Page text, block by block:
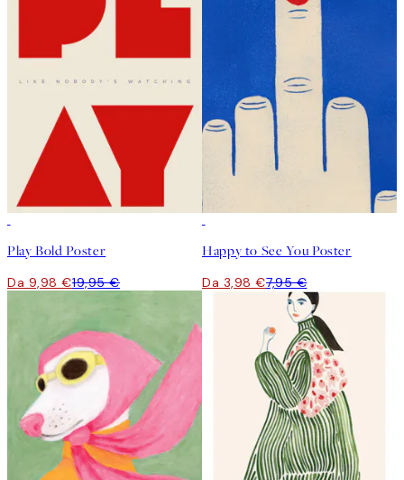
Play Bold Poster
Da 9,98 €19,95 €
Happy to See You Poster
Da 3,98 €7,95 €